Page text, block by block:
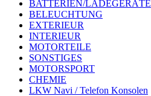
BATTERIEN/LADEGERÄTE
BELEUCHTUNG
EXTERIEUR
INTERIEUR
MOTORTEILE
SONSTIGES
MOTORSPORT
CHEMIE
LKW Navi / Telefon Konsolen